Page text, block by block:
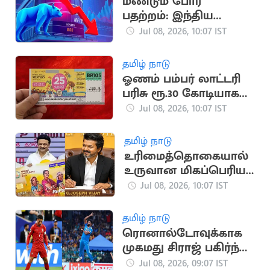
பதற்றம்: இந்திய
பங்குச்சந்தைகள் கடும்
Jul 08, 2026, 10:07 IST
தமிழ் நாடு
ஓணம் பம்பர் லாட்டரி
பரிசு ரூ.30 கோடியாக
உயர்வு
Jul 08, 2026, 10:07 IST
தமிழ் நாடு
உரிமைத்தொகையால்
உருவான மிகப்பெரிய
பொருளாதார மாற்றம்
Jul 08, 2026, 10:07 IST
தமிழ் நாடு
ரொனால்டோவுக்காக
முகமது சிராஜ் பகிர்ந்த
உருக்கமான பதிவு
Jul 08, 2026, 09:07 IST